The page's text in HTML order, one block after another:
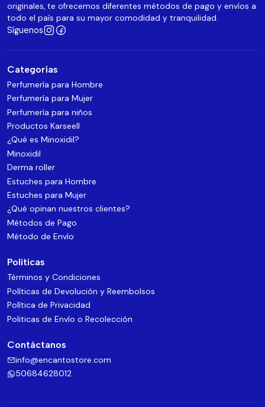
originales, te ofrecemos diferentes métodos de pago y envíos a
todo el país para su mayor comodidad y tranquilidad.
Síguenos
Categorías
Perfumería para Hombre
Perfumería para Mujer
Perfumería para niños
Productos Karseell
¿Qué es Minoxidil?
Minoxidil
Derma roller
Estuches para Hombre
Estuches para Mujer
¿Qué opinan nuestros clientes?
Métodos de Pago
Método de Envío
Politicas
Términos y Condiciones
Políticas de Devolución y Reembolsos
Política de Privacidad
Politicas de Envío o Recolección
Contáctanos
info@encantostore.com
50684628012